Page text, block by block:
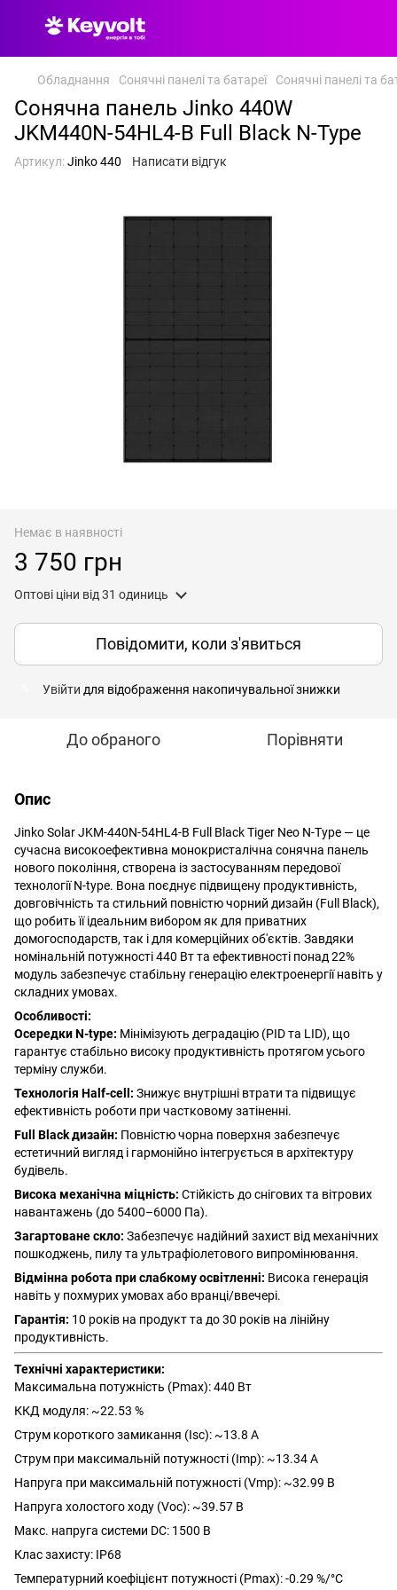
Обладнання Сонячні панелі та батареї Сонячні панелі та
Сонячна панель Jinko 440W
JKM440N-54HL4-B Full Black N-Type
Артикул:Jinko 440 Написати відгук
Немає в наявності
3 750 грн
Оптові ціни від 31 одиниць
Повідомити, коли з'явиться
Увійти для відображення накопичувальної знижки
До обраного Порівняти
Опис
Jinko Solar JKM-440N-54HL4-B Full Black Tiger Neo N-Type — це
сучасна високоефективна монокристалічна сонячна панель
нового покоління, створена із застосуванням передової
технології N-type. Вона поєднує підвищену продуктивність,
довговічність та стильний повністю чорний дизайн (Full Black),
що робить її ідеальним вибором як для приватних
домогосподарств, так і для комерційних об'єктів. Завдяки
номінальній потужності 440 Вт та ефективності понад 22%
модуль забезпечує стабільну генерацію електроенергії навіть у
складних умовах.
Особливості:
Осередки N-type: Мінімізують деградацію (PID та LID), що
гарантує стабільно високу продуктивність протягом усього
терміну служби.
Технологія Half-cell: Знижує внутрішні втрати та підвищує
ефективність роботи при частковому затіненні.
Full Black дизайн: Повністю чорна поверхня забезпечує
естетичний вигляд і гармонійно інтегрується в архітектуру
будівель.
Висока механічна міцність: Стійкість до снігових та вітрових
навантажень (до 5400–6000 Па).
Загартоване скло: Забезпечує надійний захист від механічних
пошкоджень, пилу та ультрафіолетового випромінювання.
Відмінна робота при слабкому освітленні: Висока генерація
навіть у похмурих умовах або вранці/ввечері.
Гарантія: 10 років на продукт та до 30 років на лінійну
продуктивність.
Технічні характеристики:
Максимальна потужність (Pmax): 440 Вт
ККД модуля: ~22.53 %
Струм короткого замикання (Isc): ~13.8 А
Струм при максимальній потужності (Imp): ~13.34 А
Напруга при максимальній потужності (Vmp): ~32.99 В
Напруга холостого ходу (Voc): ~39.57 В
Макс. напруга системи DC: 1500 В
Клас захисту: IP68
Температурний коефіцієнт потужності (Pmax): -0.29 %/°C